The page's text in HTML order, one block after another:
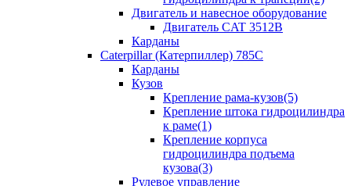
Двигатель и навесное оборудование
Двигатель CAT 3512B
Карданы
Caterpillar (Катерпиллер) 785C
Карданы
Кузов
Крепление рама-кузов(5)
Крепление штока гидроцилиндра
к раме(1)
Крепление корпуса
гидроцилиндра подъема
кузова(3)
Рулевое управление